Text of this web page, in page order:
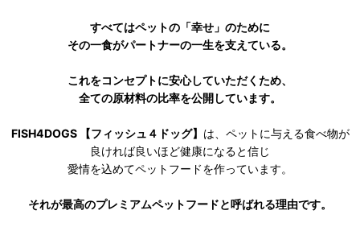
すべてはペットの「幸せ」のために
その一食がパートナーの一生を支えている。
これをコンセプトに安心していただくため、
全ての原材料の比率を公開しています。
FISH4DOGS 【フィッシュ４ドッグ】 は、ペットに与える食べ物が
良ければ良いほど健康になると信じ
愛情を込めてペットフードを作っています。
それが最高のプレミアムペットフードと呼ばれる理由です。